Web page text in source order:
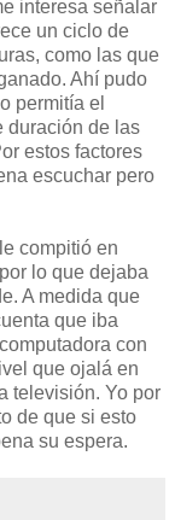
interesa señalar
un ciclo de
como las que
Ahí pudo
permitía el
duración de las
estos factores
escuchar pero
compitió en
lo que dejaba
A medida que
que iba
con
que ojalá en
televisión. Yo por
de que si esto
su espera.